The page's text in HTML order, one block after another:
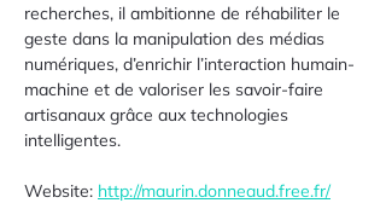
recherches, il ambitionne de réhabiliter le
geste dans la manipulation des médias
numériques, d’enrichir l’interaction humain-
machine et de valoriser les savoir-faire
artisanaux grâce aux technologies
intelligentes.
Website: http://maurin.donneaud.free.fr/